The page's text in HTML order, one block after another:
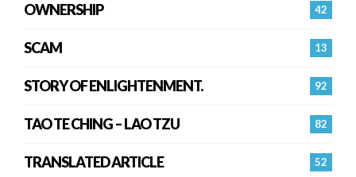
42
OWNERSHIP
13
SCAM
92
STORY OF ENLIGHTENMENT.
82
TAO TE CHING – LAO TZU
52
TRANSLATED ARTICLE